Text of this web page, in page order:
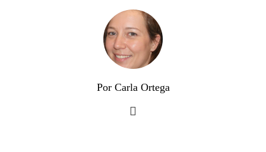
Por Carla Ortega